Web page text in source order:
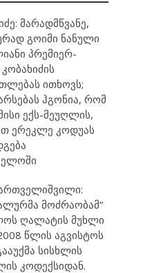
მარადმწვანე,
გოიმი ნანული
პრემიერ-
ითხოვს;
ჰგონია, რომ
ექს-მეუღლის,
ერეკლე კოდუას
მოძრაობამ“
ღალატის მუხლი
წლის აგვისტოს
სისხლის
კოდექსიდან.